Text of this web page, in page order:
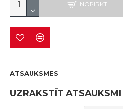
NOPIRKT
ATSAUKSMES
UZRAKSTĪT ATSAUKSMI